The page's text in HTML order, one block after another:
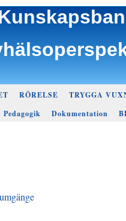
RÖRELSE
TRYGGA
Pedagogik Dokumentation